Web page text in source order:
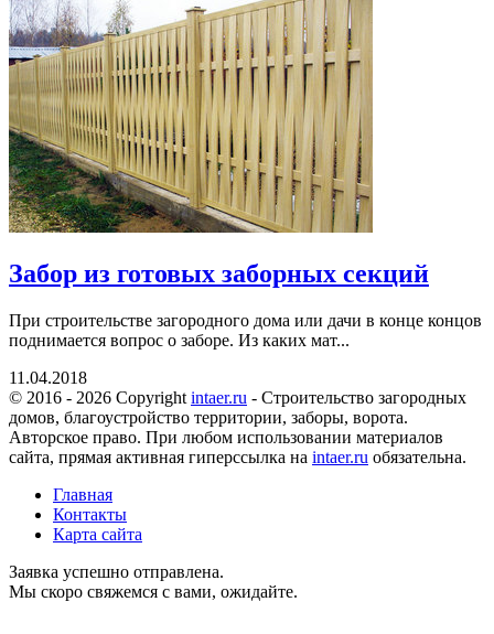
Забор из готовых заборных секций
При строительстве загородного дома или дачи в конце концов
поднимается вопрос о заборе. Из каких мат...
11.04.2018
© 2016 - 2026 Copyright intaer.ru - Cтроительство загородных
домов, благоустройство территории, заборы, ворота.
Авторское право. При любом использовании материалов
сайта, прямая активная гиперссылка на intaer.ru обязательна.
Главная
Контакты
Карта сайта
Заявка успешно отправлена.
Мы скоро свяжемся с вами, ожидайте.